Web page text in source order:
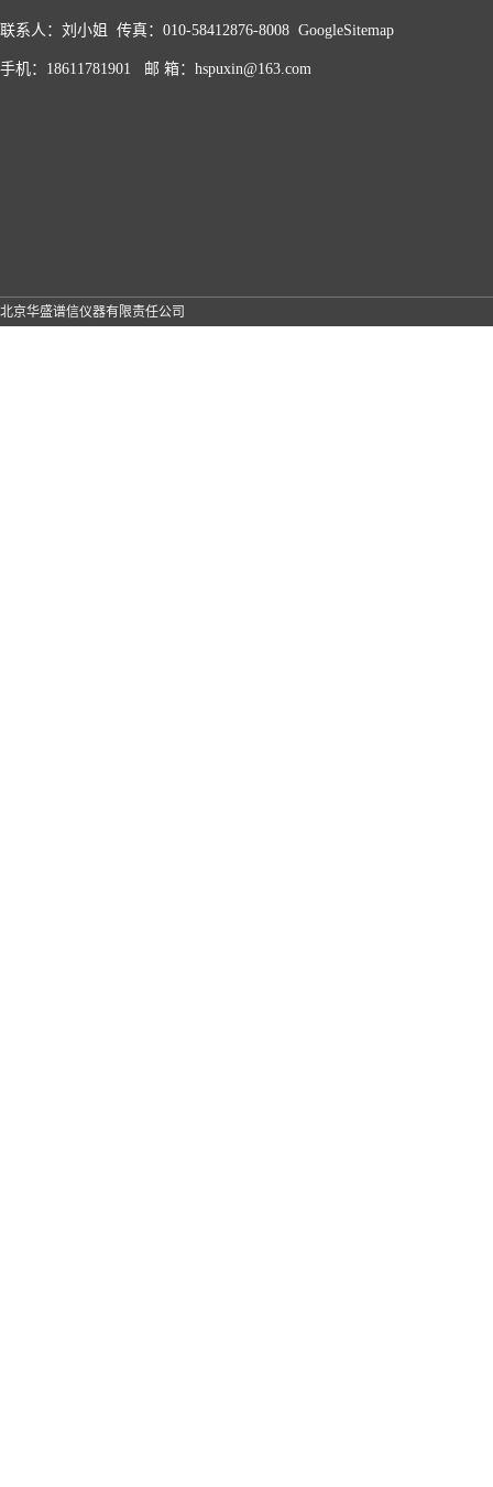
联系人：刘小姐 传真：010-58412876-8008 GoogleSitemap
手机：18611781901 邮 箱：hspuxin@163.com
北京华盛谱信仪器有限责任公司